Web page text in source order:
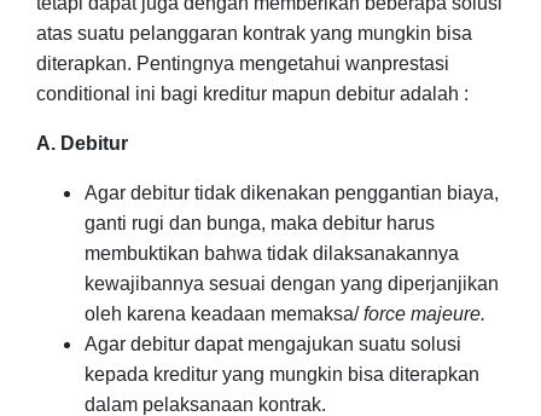
atas suatu pelanggaran kontrak yang mungkin bisa
diterapkan. Pentingnya mengetahui wanprestasi
conditional ini bagi kreditur mapun debitur adalah :
A. Debitur
Agar debitur tidak dikenakan penggantian biaya,
ganti rugi dan bunga, maka debitur harus
membuktikan bahwa tidak dilaksanakannya
kewajibannya sesuai dengan yang diperjanjikan
oleh karena keadaan memaksa/force majeure.
Agar debitur dapat mengajukan suatu solusi
kepada kreditur yang mungkin bisa diterapkan
dalam pelaksanaan kontrak.